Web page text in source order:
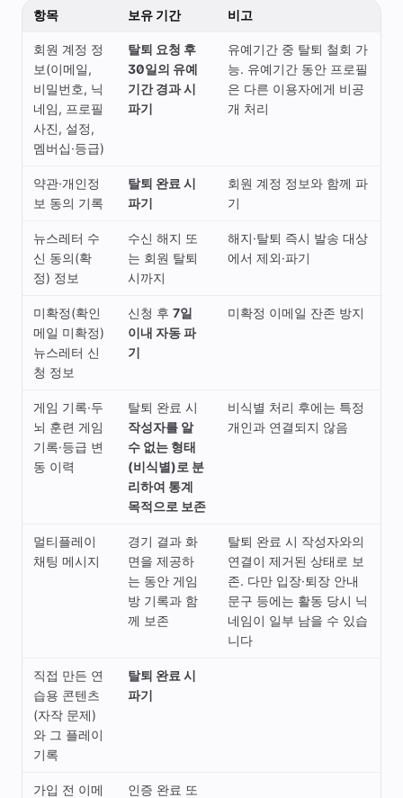
항목 보유 기간 비고
회원 계정 정
보(이메일,
비밀번호, 닉
네임, 프로필
사진, 설정,
멤버십·등급)
탈퇴 요청 후
30일의 유예
기간 경과 시
파기
유예기간 중 탈퇴 철회 가
능. 유예기간 동안 프로필
은 다른 이용자에게 비공
개 처리
약관·개인정
보 동의 기록
탈퇴 완료 시
파기
회원 계정 정보와 함께 파
기
뉴스레터 수
신 동의(확
정) 정보
수신 해지 또
는 회원 탈퇴
시까지
해지·탈퇴 즉시 발송 대상
에서 제외·파기
미확정(확인
메일 미확정)
뉴스레터 신
청 정보
신청 후 7일
이내 자동 파
기
미확정 이메일 잔존 방지
게임 기록·두
뇌 훈련 게임
기록·등급 변
동 이력
탈퇴 완료 시
작성자를 알
수 없는 형태
(비식별)로 분
리하여 통계
목적으로 보존
비식별 처리 후에는 특정
개인과 연결되지 않음
멀티플레이
채팅 메시지
경기 결과 화
면을 제공하
는 동안 게임
방 기록과 함
께 보존
탈퇴 완료 시 작성자와의
연결이 제거된 상태로 보
존. 다만 입장·퇴장 안내
문구 등에는 활동 당시 닉
네임이 일부 남을 수 있습
니다
직접 만든 연
습용 콘텐츠
(자작 문제)
와 그 플레이
기록
탈퇴 완료 시
파기
가입 전 이메
인증 완료 또